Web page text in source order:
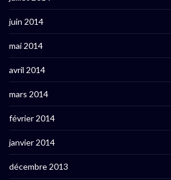
juin 2014
mai 2014
avril 2014
mars 2014
février 2014
janvier 2014
décembre 2013